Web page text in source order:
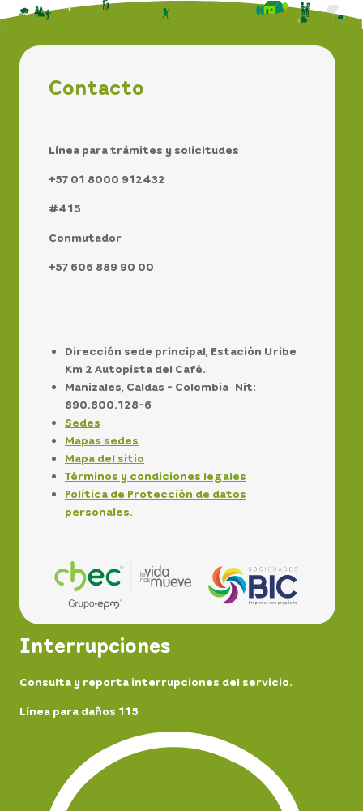
Contacto
Línea para trámites y solicitudes
+57 01 8000 912432
#415
Conmutador
+57 606 889 90 00
Dirección sede principal, Estación Uribe
Km 2 Autopista del Café.
Manizales, Caldas - Colombia Nit:
890.800.128-6
Sedes
Mapas sedes
Mapa del sitio
Términos y condiciones legales
Política de Protección de datos
personales.
Interrupciones
Consulta y reporta interrupciones del servicio.
Línea para daños 115